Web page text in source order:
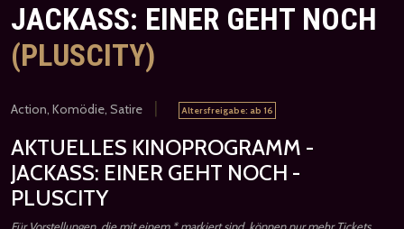
JACKASS: EINER GEHT NOCH
(PLUSCITY)
Action, Komödie, Satire | Altersfreigabe: ab 16
AKTUELLES KINOPROGRAMM -
JACKASS: EINER GEHT NOCH -
PLUSCITY
Für Vorstellungen, die mit einem * markiert sind, können nur mehr Tickets